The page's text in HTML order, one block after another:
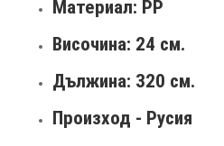
Материал: РР
Височина: 24 см.
Дължина: 320 см.
Произход - Русия